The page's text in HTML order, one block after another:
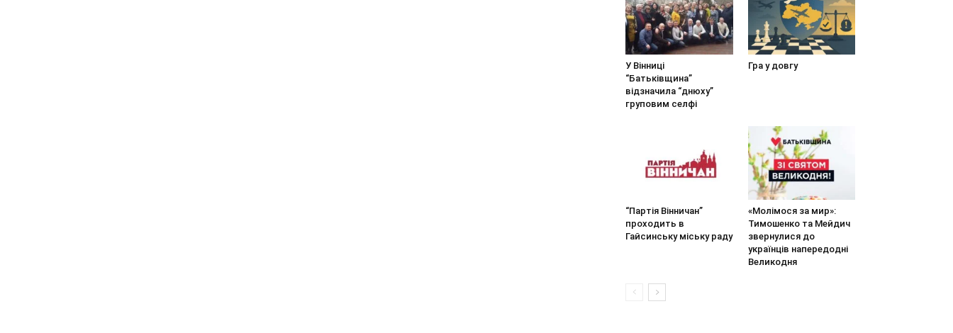
У Вінниці
“Батьківщина”
відзначила “днюху”
груповим селфі
Гра у довгу
“Партія Вінничан”
проходить в
Гайсинську міську раду
«Молімося за мир»:
Тимошенко та Мейдич
звернулися до
українців напередодні
Великодня